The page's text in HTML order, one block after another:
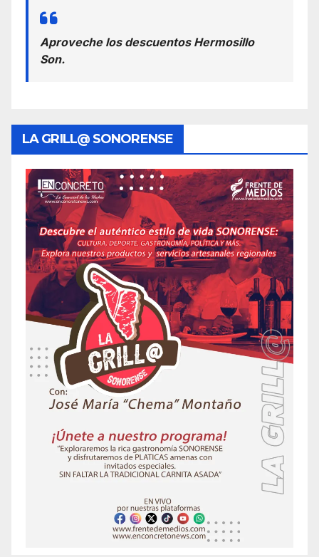
Aproveche los descuentos Hermosillo
Son.
LA GRILL@ SONORENSE